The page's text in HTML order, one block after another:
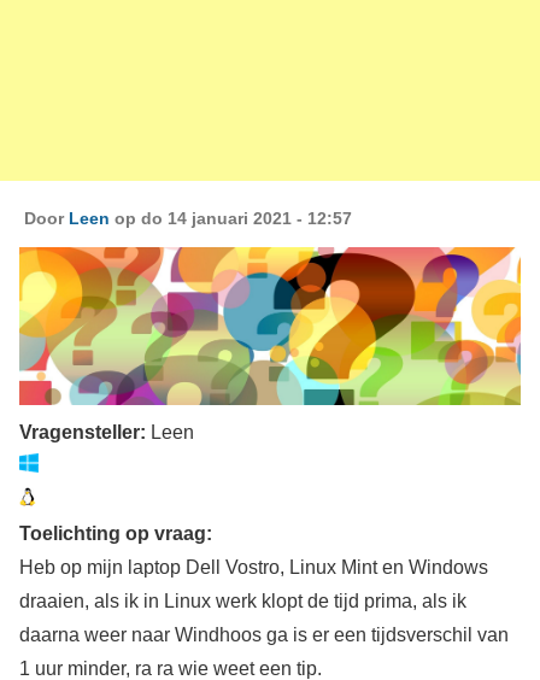
Door Leen op do 14 januari 2021 - 12:57
Vragensteller: Leen
Toelichting op vraag:
Heb op mijn laptop Dell Vostro, Linux Mint en Windows
draaien, als ik in Linux werk klopt de tijd prima, als ik
daarna weer naar Windhoos ga is er een tijdsverschil van
1 uur minder, ra ra wie weet een tip.